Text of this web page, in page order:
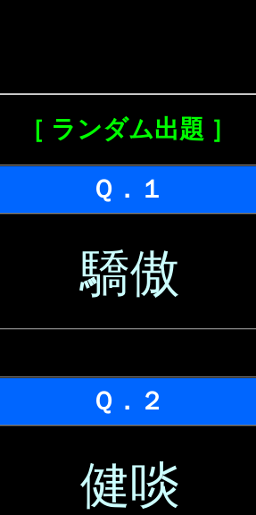
［ ランダム出題 ］
Ｑ．１
驕傲
Ｑ．２
健啖